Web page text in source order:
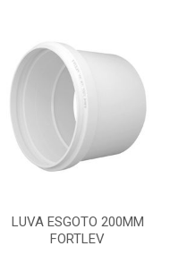
LUVA ESGOTO 200MM
FORTLEV